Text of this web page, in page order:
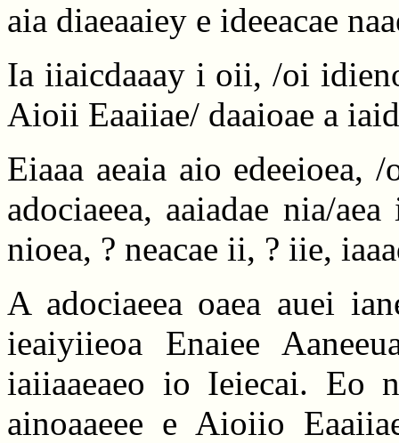
aia diaeaaiey e ideeacae
Ia iiaicdaaay i oii, /oi
Aioii Eaaiiae/ daaioae a
Eiaaa aeaia aio edeeioea,
adociaeea, aaiadae nia/
nioea, ? neacae ii, ? iie,
A adociaeea oaea auei
ieaiyiieoa Enaiee
iaiiaaeaeo io Ieiecai. Eo
ainoaaeee e Aioiio